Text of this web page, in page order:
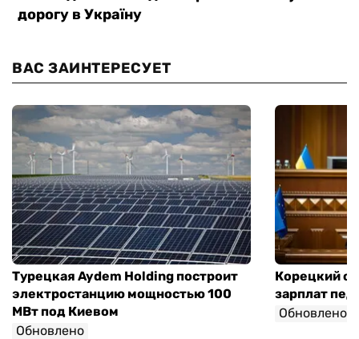
ВАС ЗАИНТЕРЕСУЕТ
Турецкая Aydem Holding построит
электростанцию мощностью 100
МВт под Киевом
Обновлено
Корецкий
зарплат
Обновлено